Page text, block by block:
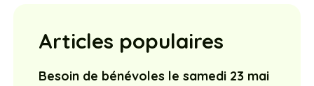
Articles populaires
Besoin de bénévoles le samedi 23 mai